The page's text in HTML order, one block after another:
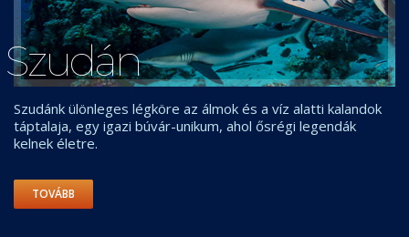
Szudán
Szudánk ülönleges légköre az álmok és a víz alatti kalandok
táptalaja, egy igazi búvár-unikum, ahol ősrégi legendák
kelnek életre.
TOVÁBB